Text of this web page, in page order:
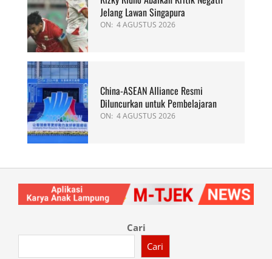
Jelang Lawan Singapura
ON: 4 AGUSTUS 2026
China-ASEAN Alliance Resmi
Diluncurkan untuk Pembelajaran
ON: 4 AGUSTUS 2026
Cari
Cari